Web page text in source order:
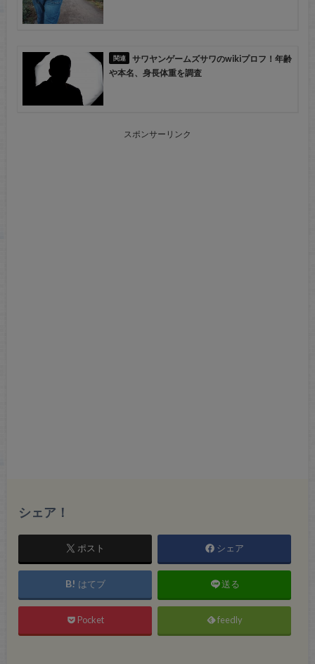
サワヤンゲームズサワのwikiプロフ！年齢
や本名、身長体重を調査
スポンサーリンク
シェア！
ポスト シェア
はてブ 送る
Pocket feedly